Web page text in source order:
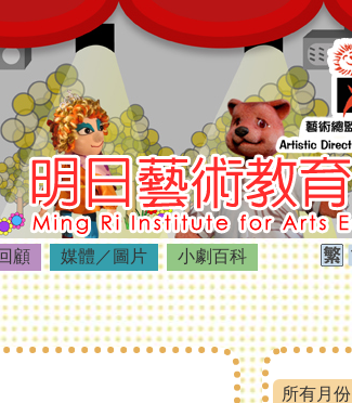
顧 媒體／圖片 小劇百科
所有月份